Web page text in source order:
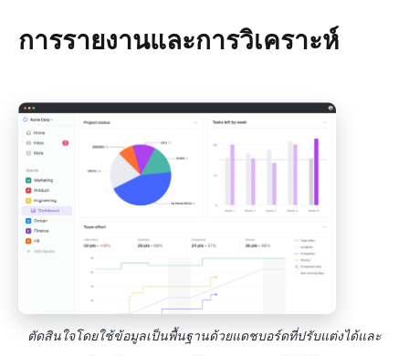
การรายงานและการวิเคราะห์
ตัดสินใจโดยใช้ข้อมูลเป็นพื้นฐานด้วยแดชบอร์ดที่ปรับแต่งได้และ